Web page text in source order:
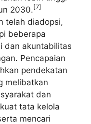
2030.[7]
telah diadopsi,
beberapa
dan akuntabilitas
Pencapaian
pendekatan
melibatkan
dan
tata kelola
mencari